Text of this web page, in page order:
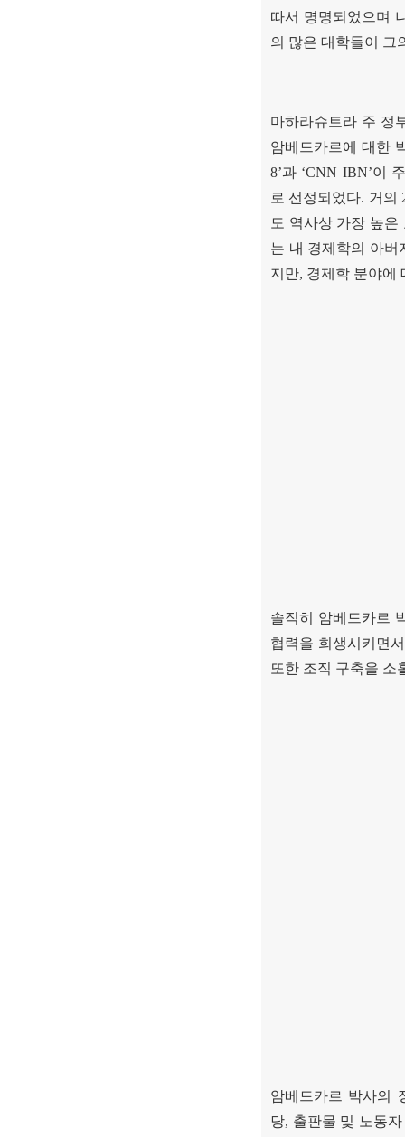
따서 명명되었으며
의 많은 대학들이 그
마하라슈트라 주 정
암베드카르에 대한
8’과 ‘CNN IBN’이
로 선정되었다. 거의
도 역사상 가장 높
는 내 경제학의 아버
지만, 경제학 분야에
솔직히 암베드카르
협력을 희생시키면
또한 조직 구축을 소
암베드카르 박사의
당, 출판물 및 노동